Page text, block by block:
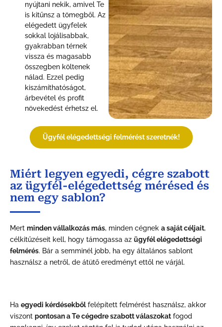
nyújtani nekik, amivel Te
is kitűnsz a tömegből. Az
elégedett ügyfelek
sokkal lojálisabbak,
gyakrabban térnek
vissza és magasabb
összegben költenek
nálad. Ezzel pedig
kiszámíthatóságot,
árbevétel és profit
növekedést érhetsz el.
Ügyfél elégedettségi felmérést szeretnék!
Miért legyen egyedi, cégre szabott
az ügyfél-elégedettség mérésed és
nem egy sablon?
Mert minden vállalkozás más, minden cégnek a saját céljait,
célkitűzéseit kell, hogy támogassa az ügyfél elégedettségi
felmérés. Bár a semminél jobb, ha egy általános sablont
használsz a netről, de átütő eredményt ettől ne várjál.
Ha egyedi kérdésekbőlfelépített felmérést használsz, akkor
viszont pontosan a Te cégedre szabott válaszokat fogod